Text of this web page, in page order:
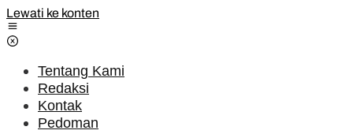
Lewati ke konten
Tentang Kami
Redaksi
Kontak
Pedoman